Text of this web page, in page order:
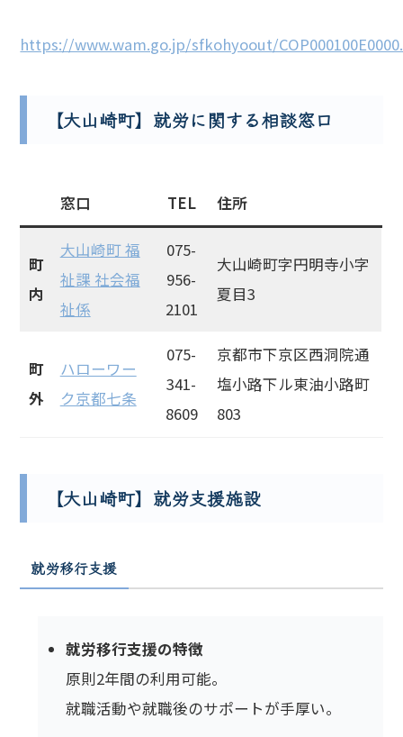
https://www.wam.go.jp/sfkohyoout/
【大山崎町】就労に関する相談窓口
窓口 TEL 住所
町
内
大山崎町 福
祉課 社会福
祉係
075-
956-
2101
大山崎町字円明寺小字
夏目3
町
外
ハローワー
ク京都七条
075-
341-
8609
京都市下京区西洞院通
塩小路下ル東油小路町
803
【大山崎町】就労支援施設
就労移行支援
就労移行支援の特徴
原則2年間の利用可能。
就職活動や就職後のサポートが手厚い。